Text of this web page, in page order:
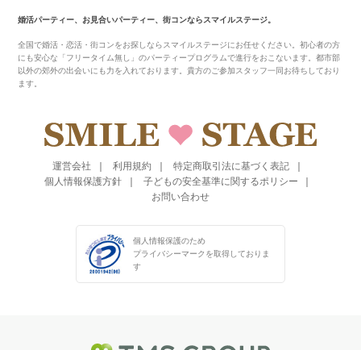
婚活パーティー、お見合いパーティー、街コンならスマイルステージ。
全国で婚活・恋活・街コンをお探しならスマイルステージにお任せください。初心者の方
にも安心な「フリータイム無し」のパーティープログラムで進行をおこないます。都市部
以外の郊外の出会いにも力を入れております。貴方のご参加スタッフ一同お待ちしており
ます。
運営会社 利用規約
特定商取引法に基づく表記
個人情報保護方針
子どもの安全基準に関するポリシー
お問い合わせ
個人情報保護のため
プライバシーマークを取得しておりま
す